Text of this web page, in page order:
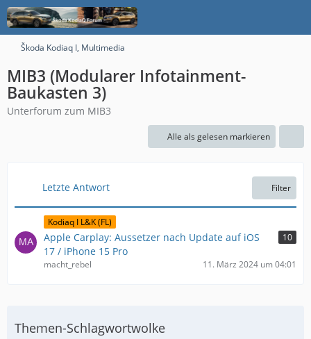
Škoda Kodiaq I, Multimedia
MIB3 (Modularer Infotainment-
Baukasten 3)
Unterforum zum MIB3
Alle als gelesen markieren
Letzte Antwort Filter
Kodiaq I L&K (FL)
Apple Carplay: Aussetzer nach Update auf iOS
17 / iPhone 15 Pro
10
macht_rebel 11. März 2024 um 04:01
Themen-Schlagwortwolke